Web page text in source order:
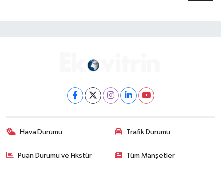
Hava Durumu Trafik Durumu
Puan Durumu ve Fikstür Tüm Manşetler